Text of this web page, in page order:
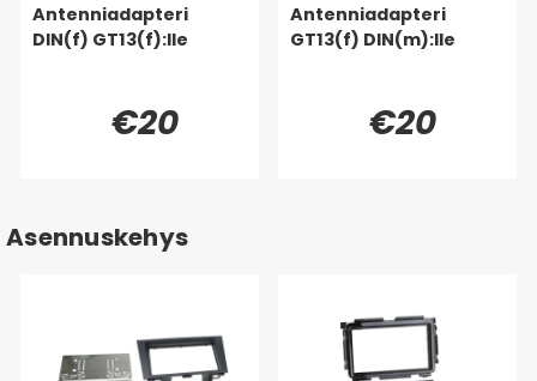
Antenniadapteri
DIN(f) GT13(f):lle
€20
Antenniadapteri
GT13(f) DIN(m):lle
€20
Asennuskehys